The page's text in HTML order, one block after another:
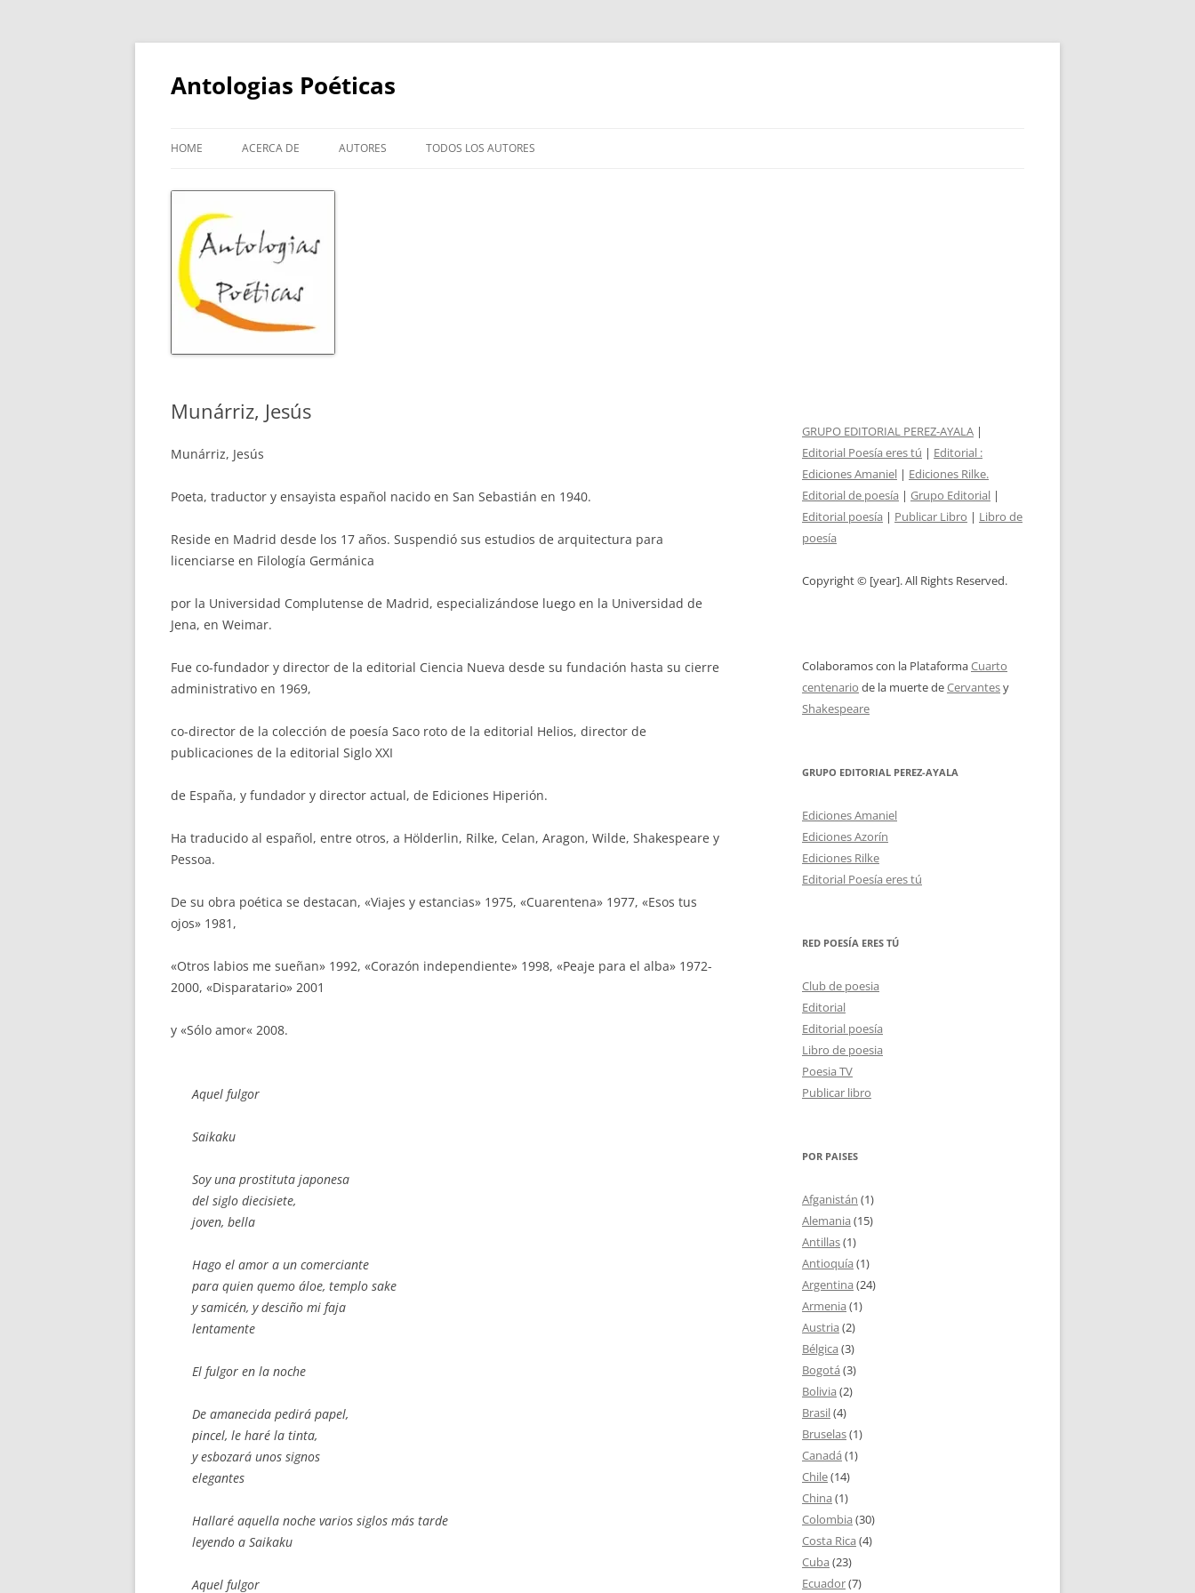
Skip
Antologias Poéticas
HOME ACERCA DE AUTORES TODOS LOS AUTORES
Munárriz, Jesús
Munárriz, Jesús
Poeta, traductor y ensayista español nacido en San Sebastián en 1940.
Reside en Madrid desde los 17 años. Suspendió sus estudios de arquitectura para
licenciarse en Filología Germánica
por la Universidad Complutense de Madrid, especializándose luego en la Universidad de
Jena, en Weimar.
Fue co-fundador y director de la editorial Ciencia Nueva desde su fundación hasta su cierre
administrativo en 1969,
co-director de la colección de poesía Saco roto de la editorial Helios, director de
publicaciones de la editorial Siglo XXI
de España, y fundador y director actual, de Ediciones Hiperión.
Ha traducido al español, entre otros, a Hölderlin, Rilke, Celan, Aragon, Wilde, Shakespeare y
Pessoa.
De su obra poética se destacan, «Viajes y estancias» 1975, «Cuarentena» 1977, «Esos tus
ojos» 1981,
«Otros labios me sueñan» 1992, «Corazón independiente» 1998, «Peaje para el alba» 1972-
2000, «Disparatario» 2001
y «Sólo amor« 2008.
Aquel fulgor
Saikaku
Soy una prostituta japonesa
del siglo diecisiete,
joven, bella
Hago el amor a un comerciante
para quien quemo áloe, templo sake
y samicén, y desciño mi faja
lentamente
El fulgor en la noche
De amanecida pedirá papel,
pincel, le haré la tinta,
y esbozará unos signos
elegantes
Hallaré aquella noche varios siglos más tarde
leyendo a Saikaku
Aquel fulgor
GRUPO EDITORIAL PEREZ-AYALA |
Editorial Poesía eres tú | Editorial :
Ediciones Amaniel | Ediciones Rilke.
Editorial de poesía | Grupo Editorial |
Editorial poesía | Publicar Libro | Libro de
poesía
Copyright © [year]. All Rights Reserved.
Colaboramos con la PlataformaCuarto
centenario de la muerte deCervantesy
Shakespeare
GRUPO EDITORIAL PEREZ-AYALA
Ediciones Amaniel
Ediciones Azorín
Ediciones Rilke
Editorial Poesía eres tú
RED POESÍA ERES TÚ
Club de poesia
Editorial
Editorial poesía
Libro de poesia
Poesia TV
Publicar libro
POR PAISES
Afganistán (1)
Alemania (15)
Antillas(1)
Antioquía (1)
Argentina (24)
Armenia (1)
Austria (2)
Bélgica (3)
Bogotá (3)
Bolivia (2)
Brasil(4)
Bruselas(1)
Canadá (1)
Chile(14)
China (1)
Colombia (30)
Costa Rica (4)
Cuba (23)
Ecuador(7)